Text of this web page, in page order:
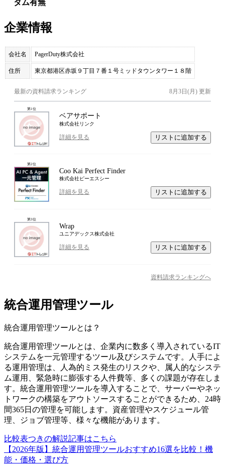
タム有無
企業情報
会社名 PagerDuty株式会社
住所 東京都港区赤坂９丁目７番１号ミッドタウンタワー１８階
最新の資料請求ランキング 8月3日(月) 更新
第1位
ベアサポート
株式会社リンク
詳細を見る リストに追加する
第2位
Coo Kai Perfect Finder
株式会社ピーエスシー
詳細を見る リストに追加する
第3位
Wrap
ユニアデックス株式会社
詳細を見る リストに追加する
資料請求ランキングへ
統合運用管理ツール
統合運用管理ツールとは？
統合運用管理ツールとは、企業内に数多く導入されているIT
システムを一元管理するツール及びシステムです。人手によ
る運用管理は、人為的ミス発生のリスクや、属人的なシステ
ム運用、緊急時に膨張する人件費等、多くの課題が存在しま
す。統合運用管理ツールを導入することで、サーバーやネッ
トワークの構築をアウトソースすることができるため、24時
間365日の管理を可能します。資産管理やスケジュール管
理、ジョブ管理等、様々な機能があります。
比較表つきの解説記事はこちら
【2026年版】統合運用管理ツールおすすめ16選を比較！機
能・価格・選び方